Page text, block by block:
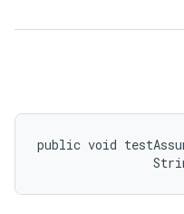
public void